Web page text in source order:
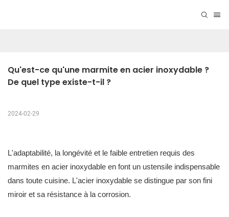
Qu'est-ce qu'une marmite en acier inoxydable ?
De quel type existe-t-il ?
2024-02-29
L'adaptabilité, la longévité et le faible entretien requis des
marmites en acier inoxydable en font un ustensile indispensable
dans toute cuisine. L'acier inoxydable se distingue par son fini
miroir et sa résistance à la corrosion.